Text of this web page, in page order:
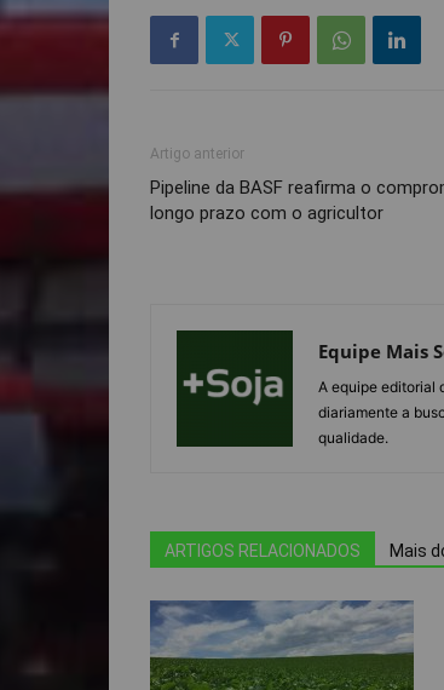
Artigo anterior
Pipeline da BASF reafirma o
longo prazo com o agricultor
Equipe Mais
A equipe editorial
diariamente a
qualidade.
ARTIGOS RELACIONADOS Mais